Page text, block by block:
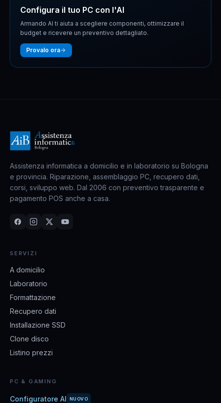
Configura il tuo PC con l'AI
Armando AI ti aiuta a scegliere componenti, ottimizzare il
budget e ricevere un preventivo dettagliato.
Provalo ora
Assistenza informatica a domicilio e in laboratorio su Bologna
e provincia. Riparazione, assemblaggio PC, recupero dati,
corsi, sviluppo web. Dal 2006 con preventivo trasparente e
pagamento POS anche a casa.
SERVIZI
A domicilio
Laboratorio
Formattazione
Recupero dati
Installazione SSD
Clone disco
Listino prezzi
PC & GAMING
Configuratore AI NUOVO